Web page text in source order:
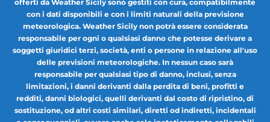
offerti da Weather Sicily sono gestiti con cura, compatibilmente
con i dati disponibili e con i limiti naturali della previsione
meteorologica. Weather Sicily non potrà essere considerata
responsabile per ogni o qualsiasi danno che potesse derivare a
soggetti giuridici terzi, società, enti o persone in relazione all'uso
delle previsioni meteorologiche. In nessun caso sarà
responsabile per qualsiasi tipo di danno, inclusi, senza
limitazioni, i danni derivanti dalla perdita di beni, profitti e
redditi, danni biologici, quelli derivanti dal costo di ripristino, di
sostituzione, od altri costi similari, diretti od indiretti, incidentali